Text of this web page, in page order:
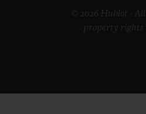
© 2026 Hublot -
property rights